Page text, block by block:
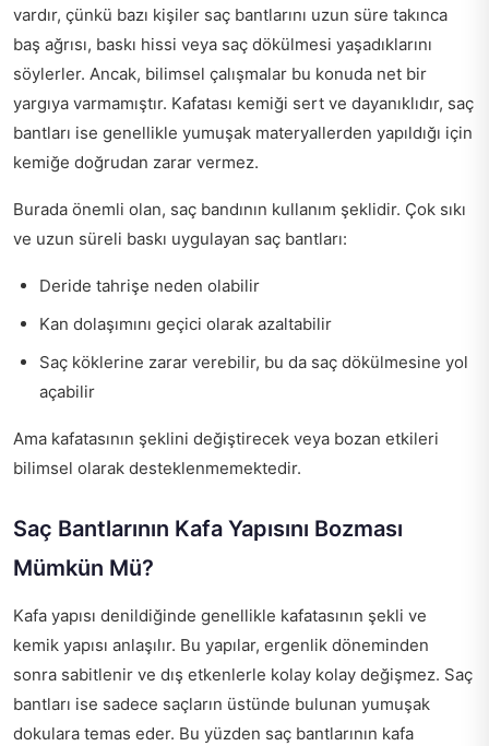
vardır, çünkü bazı kişiler saç bantlarını uzun süre takınca
baş ağrısı, baskı hissi veya saç dökülmesi yaşadıklarını
söylerler. Ancak, bilimsel çalışmalar bu konuda net bir
yargıya varmamıştır. Kafatası kemiği sert ve dayanıklıdır, saç
bantları ise genellikle yumuşak materyallerden yapıldığı için
kemiğe doğrudan zarar vermez.
Burada önemli olan, saç bandının kullanım şeklidir. Çok sıkı
ve uzun süreli baskı uygulayan saç bantları:
Deride tahrişe neden olabilir
Kan dolaşımını geçici olarak azaltabilir
Saç köklerine zarar verebilir, bu da saç dökülmesine yol
açabilir
Ama kafatasının şeklini değiştirecek veya bozan etkileri
bilimsel olarak desteklenmemektedir.
Saç Bantlarının Kafa Yapısını Bozması
Mümkün Mü?
Kafa yapısı denildiğinde genellikle kafatasının şekli ve
kemik yapısı anlaşılır. Bu yapılar, ergenlik döneminden
sonra sabitlenir ve dış etkenlerle kolay kolay değişmez. Saç
bantları ise sadece saçların üstünde bulunan yumuşak
dokulara temas eder. Bu yüzden saç bantlarının kafa